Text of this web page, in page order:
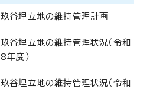
玖谷埋立地の維持管理計画
玖谷埋立地の維持管理状況（令和
8年度）
玖谷埋立地の維持管理状況（令和